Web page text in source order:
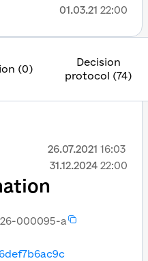
(0)
Decision
protocol (74)
000095-a
26.07.2021 16:03
31.12.2024 22:00
01.03.21 22:00